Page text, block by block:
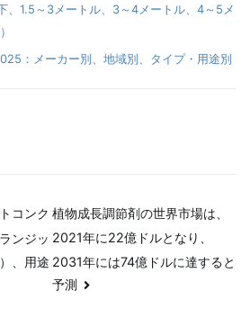
、1.5～3メートル、3～4メートル、4～5メ
：メーカー別、地域別、タイプ・用途別
コンク
ンジッ
、用途
植物成長調節剤の世界市場は、
2021年に22億ドルとなり、
2031年には74億ドルに達すると
予測